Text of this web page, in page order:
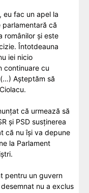
eu fac un apel la
că
românilor şi este
Întotdeauna
iei nicio
continuare cu
Aşteptăm să
că urmează să
și PSD susținerea
că nu își va depune
la Parlament
pentru un guvern
nu a exclus